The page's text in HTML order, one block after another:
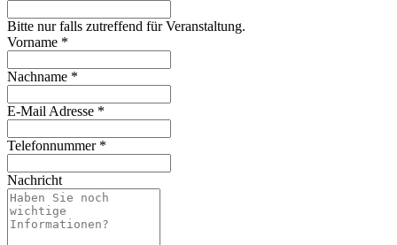
Bitte nur falls zutreffend für Veranstaltung.
Vorname *
Nachname *
E-Mail Adresse *
Telefonnummer *
Nachricht